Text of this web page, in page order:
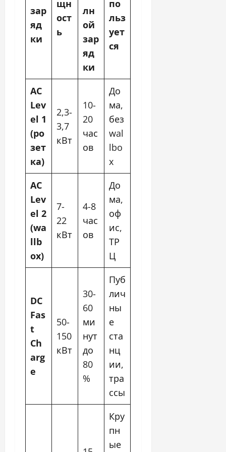
зар
яд
ки
щн
ост
ь
лн
ой
зар
яд
ки
по
льз
ует
ся
AC
Lev
el 1
(ро
зет
ка)
2,3-
3,7
кВт
10-
20
час
ов
До
ма,
без
wal
lbo
x
AC
Lev
el 2
(wa
llb
ox)
7-
22
кВт
4-8
час
ов
До
ма,
оф
ис,
ТР
Ц
DC
Fas
t
Ch
arg
e
50-
150
кВт
30-
60
ми
нут
до
80
%
Пуб
лич
ны
е
ста
нц
ии,
тра
ссы
Кру
пн
ые